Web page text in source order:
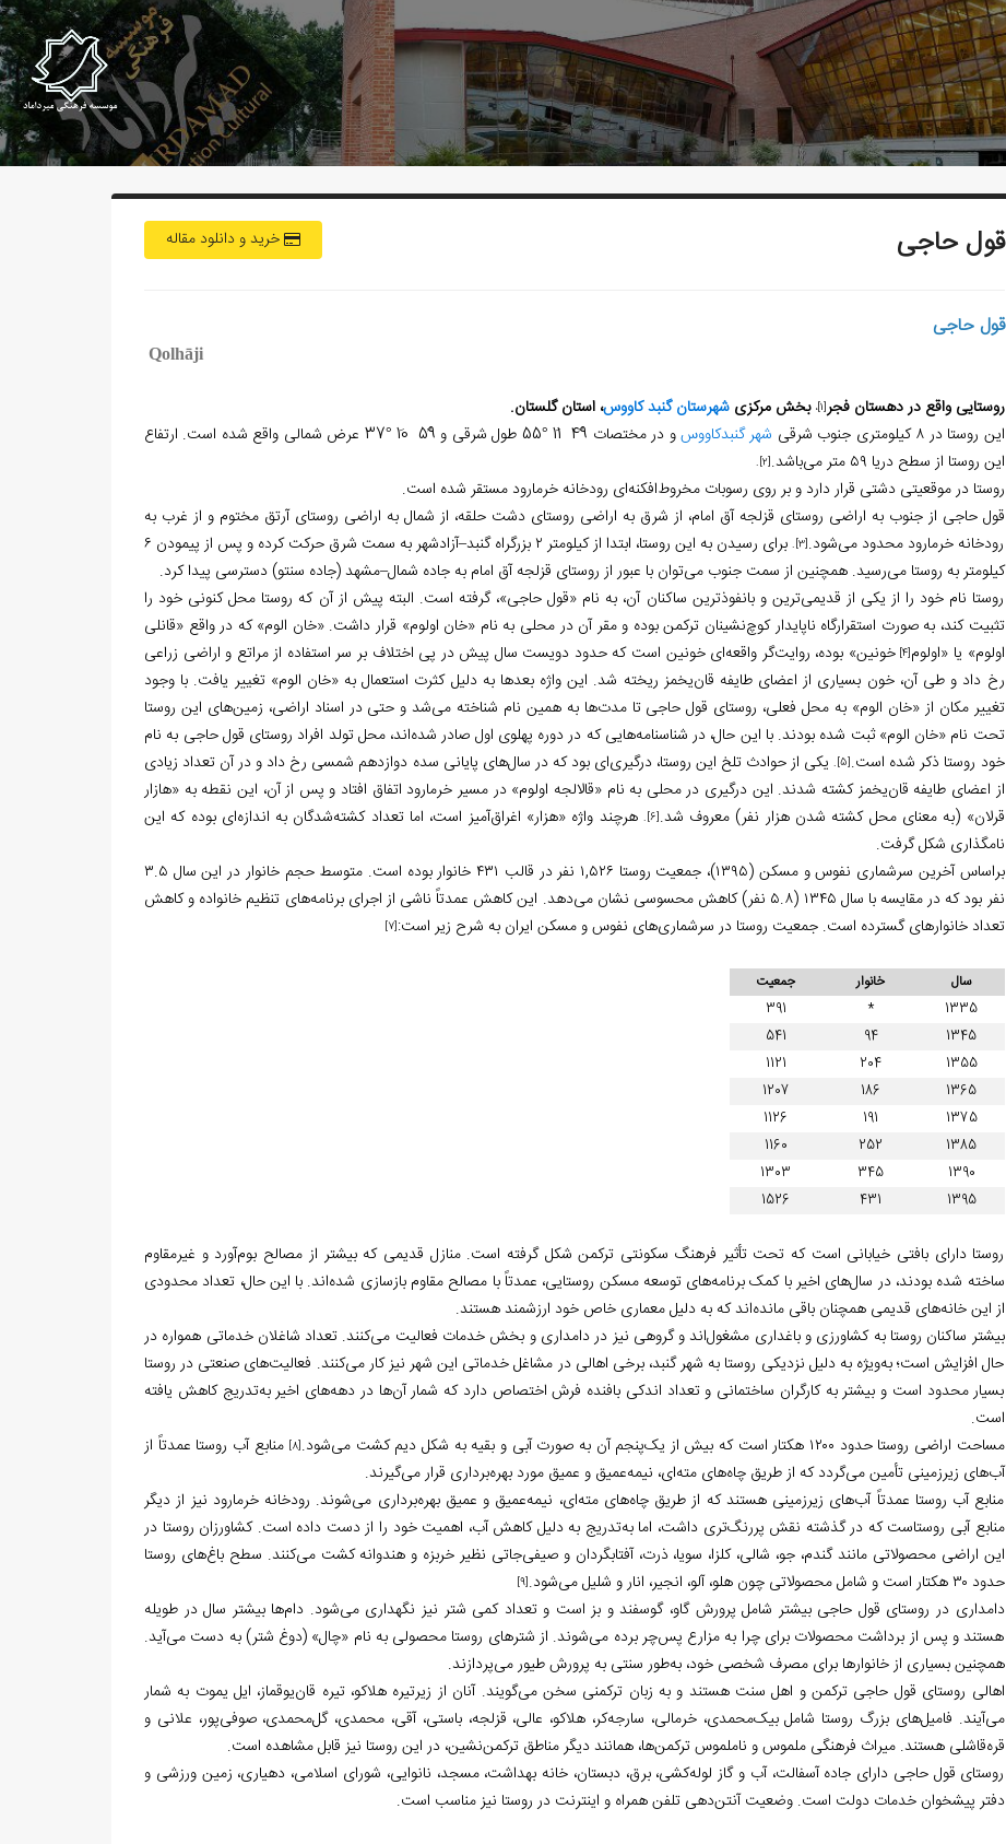
خرید و دانلود مقاله قول‌ حاجی
قول‌ حاجی
Qolhāji
روستایی واقع در دهستان فجر[1] ، بخش مرکزیشهرستان گنبد کاووس، استان گلستان.
این روستا در ۸ کیلومتری جنوب شرقی
شهر گنبدکاووس
و در مختصات 49ً 11َ °55 طول شرقی و 59ً 10َ °37 عرض شمالی واقع شده است. ارتفاع
این روستا از سطح دریا ۵۹ متر می‌باشد.
[2].
روستا در موقعیتی دشتی قرار دارد و بر روی رسوبات مخروط‌افکنه‌ای رودخانه خرمارود مستقر شده است.
قول حاجی از جنوب به اراضی روستای قزلجه آق امام، از شرق به اراضی روستای دشت حلقه، از شمال به اراضی روستای آرتق مختوم و از غرب به
رودخانه خرمارود محدود می‌شود.[3]
.
برای رسیدن به این روستا، ابتدا از کیلومتر ۲ بزرگراه گنبد–آزادشهر به سمت شرق حرکت کرده و پس از پیمودن ۶
کیلومتر به روستا می‌رسید. همچنین از سمت جنوب می‌توان با عبور از روستای قزلجه آق امام به جاده شمال–مشهد (جاده سنتو) دسترسی پیدا کرد.
روستا نام خود را از یکی از قدیمی‌ترین و بانفوذترین ساکنان آن، به نام «قول حاجی»، گرفته است. البته پیش از آن که روستا محل کنونی خود را
تثبیت کند، به صورت استقرارگاه ناپایدار کوچ‌نشینان ترکمن بوده و مقر آن در محلی به نام «خان اولوم» قرار داشت. «خان الوم» که در واقع «قانلی
اولوم» یا «اولوم[4]
خونین» بوده، روایت‌گر واقعه‌ای خونین است که حدود دویست سال پیش در پی اختلاف بر سر استفاده از مراتع و اراضی زراعی
رخ داد و طی آن، خون بسیاری از اعضای طایفه قان‌یخمز ریخته شد. این واژه بعدها به دلیل کثرت استعمال به «خان الوم» تغییر یافت. با وجود
تغییر مکان از «خان الوم» به محل فعلی، روستای قول حاجی تا مدت‌ها به همین نام شناخته می‌شد و حتی در اسناد اراضی، زمین‌های این روستا
تحت نام «خان الوم» ثبت شده بودند. با این حال، در شناسنامه‌هایی که در دوره پهلوی اول صادر شده‌اند، محل تولد افراد روستای قول حاجی به نام
خود روستا ذکر شده است.[5]
.یکی از حوادث تلخ این روستا، درگیری‌ای بود که در سال‌های پایانی سده دوازدهم شمسی رخ داد و در آن تعداد زیادی
از اعضای طایفه قان‌یخمز کشته شدند. این درگیری در محلی به نام «قالالجه اولوم» در مسیر خرمارود اتفاق افتاد و پس از آن، این نقطه به «هازار
قرلان» (به معنای محل کشته شدن هزار نفر) معروف شد.[6]
. هرچند واژه «هزار» اغراق‌آمیز است، اما تعداد کشته‌شدگان به اندازه‌ای بوده که این
نامگذاری شکل گرفت.
براساس آخرین سرشماری نفوس و مسکن (۱۳۹۵)، جمعیت روستا ۱,۵۲۶ نفر در قالب ۴۳۱ خانوار بوده است. متوسط حجم خانوار در این سال ۳.۵
نفر بود که در مقایسه با سال ۱۳۴۵ (۵.۸ نفر) کاهش محسوسی نشان می‌دهد. این کاهش عمدتاً ناشی از اجرای برنامه‌های تنظیم خانواده و کاهش
تعداد خانوارهای گسترده است.جمعیت روستا در سرشماری‌های نفوس و مسکن ایران به شرح زیر است:[7]
سال خانوار
جمعیت
1335
*
391
1345
94
541
1355
204
1121
1365
186
1207
1375
191
1126
1385
252
1160
1390
345
1303
1395
431
1526
روستا دارای بافتی خیابانی است که تحت تأثیر فرهنگ سکونتی ترکمن شکل گرفته است. منازل قدیمی که بیشتر از مصالح بوم‌آورد و غیرمقاوم
ساخته شده بودند، در سال‌های اخیر با کمک برنامه‌های توسعه مسکن روستایی، عمدتاً با مصالح مقاوم بازسازی شده‌اند. با این حال، تعداد محدودی
از این خانه‌های قدیمی همچنان باقی مانده‌اند که به دلیل معماری خاص خود ارزشمند هستند.
بیشتر ساکنان روستا به کشاورزی و باغداری مشغول‌اند و گروهی نیز در دامداری و بخش خدمات فعالیت می‌کنند. تعداد شاغلان خدماتی همواره در
حال افزایش است؛ به‌ویژه به دلیل نزدیکی روستا به شهر گنبد، برخی اهالی در مشاغل خدماتی این شهر نیز کار می‌کنند. فعالیت‌های صنعتی در روستا
بسیار محدود است و بیشتر به کارگران ساختمانی و تعداد اندکی بافنده فرش اختصاص دارد که شمار آن‌ها در دهه‌های اخیر به‌تدریج کاهش یافته
است.
مساحت اراضی روستا حدود ۱۲۰۰ هکتار است که بیش از یک‌پنجم آن به صورت آبی و بقیه به شکل دیم کشت می‌شود.
[8]
منابع آب روستا عمدتاً از
آب‌های زیرزمینی تأمین می‌گردد که از طریق چاه‌های مته‌ای، نیمه‌عمیق و عمیق مورد بهره‌برداری قرار می‌گیرند.
منابع آب روستا عمدتاً آب‌های زیرزمینی هستند که از طریق چاه‌های مته‌ای، نیمه‌عمیق و عمیق بهره‌برداری می‌شوند. رودخانه خرمارود نیز از دیگر
منابع آبی روستاست که در گذشته نقش پررنگ‌تری داشت، اما به‌تدریج به دلیل کاهش آب، اهمیت خود را از دست داده است. کشاورزان روستا در
این اراضی محصولاتی مانند گندم، جو، شالی، کلزا، سویا، ذرت، آفتابگردان و صیفی‌جاتی نظیر خربزه و هندوانه کشت می‌کنند. سطح باغ‌های روستا
حدود ۳۰ هکتار است و شامل محصولاتی چون هلو، آلو، انجیر، انار و شلیل می‌شود.
[9]
دامداری در روستای قول حاجی بیشتر شامل پرورش گاو، گوسفند و بز است و تعداد کمی شتر نیز نگهداری می‌شود. دام‌ها بیشتر سال در طویله
هستند و پس از برداشت محصولات برای چرا به مزارع پس‌چر برده می‌شوند. از شترهای روستا محصولی به نام «چال» (دوغ شتر) به دست می‌آید.
همچنین بسیاری از خانوارها برای مصرف شخصی خود، به‌طور سنتی به پرورش طیور می‌پردازند.
اهالی روستای قول حاجی ترکمن و اهل سنت هستند و به زبان ترکمنی سخن می‌گویند. آنان از زیرتیره هلاکو، تیره قان‌یوقماز، ایل یموت به شمار
می‌آیند. فامیل‌های بزرگ روستا شامل بیک‌محمدی، خرمالی، سارجه‌کر، هلاکو، عالی، قزلجه، باستی، آقی، محمدی، گل‌محمدی، صوفی‌پور، علانی و
قره‌قاشلی هستند. میراث فرهنگی ملموس و ناملموس ترکمن‌ها، همانند دیگر مناطق ترکمن‌نشین، در این روستا نیز قابل مشاهده است.
روستای قول حاجی دارای جاده آسفالت، آب و گاز لوله‌کشی، برق، دبستان، خانه بهداشت، مسجد، نانوایی، شورای اسلامی، دهیاری، زمین ورزشی و
دفتر پیشخوان خدمات دولت است. وضعیت آنتن‌دهی تلفن همراه و اینترنت در روستا نیز مناسب است.